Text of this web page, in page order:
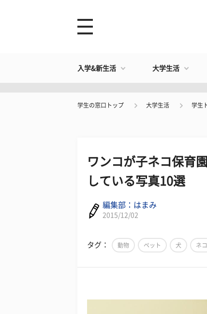
入学&新生活 大学生活
学生の窓口トップ 大学生活 学生
ワンコが子ネコ保育
している写真10選
編集部：はまみ
2015/12/02
タグ： 動物 ペット 犬 ネコ